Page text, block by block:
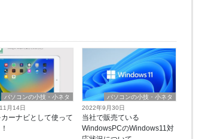
パソコンの小技・小ネタ
月14日
ーナビとして使って
パソコンの小技・小ネタ
2022年9月30日
当社で販売ている
WindowsPCのWindows11対